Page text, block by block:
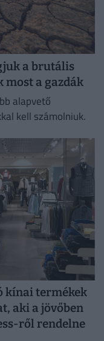
a brutális
most a gazdák
alapvető
kell számolniuk.
kínai termékek
aki a jövőben
ről rendelne